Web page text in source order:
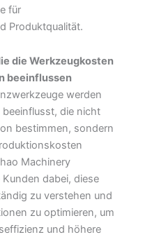
für
Produktqualität.
die Werkzeugkosten
beeinflussen
werden
die nicht
bestimmen, sondern
Machinery
dabei, diese
zu verstehen und
zu optimieren, um
und höhere